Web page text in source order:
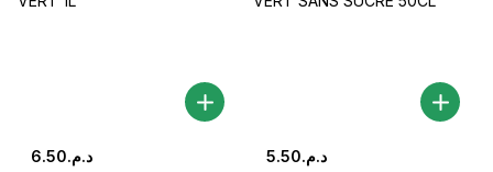
د.م.6.50
د.م.5.50